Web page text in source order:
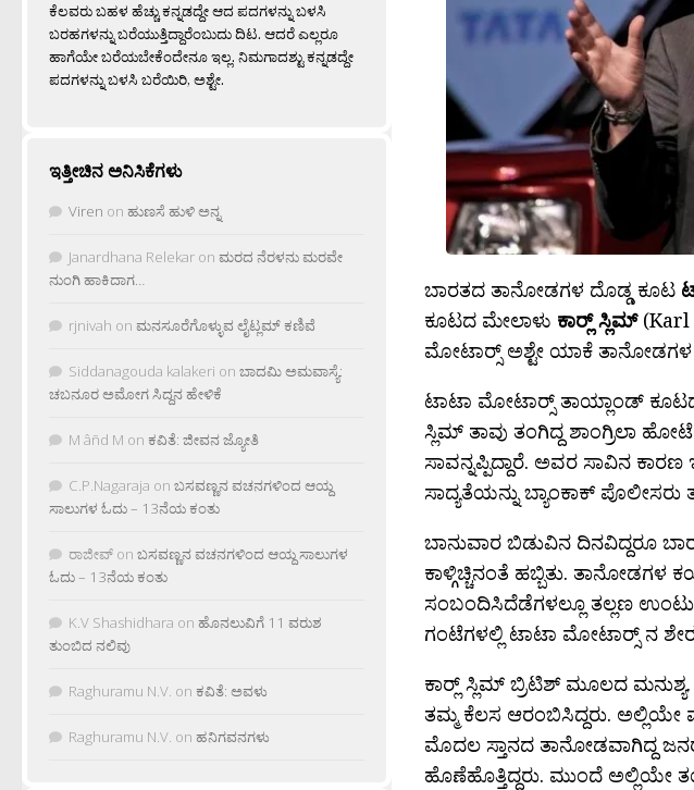
ಬಾರತದ ತಾನೋಡಗಳ ದೊಡ್ಡ ಕೂಟ
ಕೂಟದ ಮೇಲಾಳು ಕಾರ‍್ಲ್ ಸ್ಲಿಮ್ (Karl
ಮೋಟಾರ‍್ಸ್ ಅಶ್ಟೇ ಯಾಕೆ ತಾನೋಡಗಳ
ಟಾಟಾ ಮೋಟಾರ‍್ಸ್ ತಾಯ್ಲಾಂಡ್
ಸ್ಲಿಮ್ ತಾವು ತಂಗಿದ್ದ ಶಾಂಗ್ರಿಲಾ
ಸಾವನ್ನಪ್ಪಿದ್ದಾರೆ. ಅವರ ಸಾವಿನ
ಸಾದ್ಯತೆಯನ್ನು ಬ್ಯಾಂಕಾಕ್ ಪೊಲೀಸರು
ಬಾನುವಾರ ಬಿಡುವಿನ ದಿನವಿದ್ದರೂ
ಕಾಳ್ಗಿಚ್ಚಿನಂತೆ ಹಬ್ಬಿತು. ತಾನೋಡಗಳ
ಸಂಬಂದಿಸಿದೆಡೆಗಳಲ್ಲೂ ತಲ್ಲಣ
ಗಂಟೆಗಳಲ್ಲಿ ಟಾಟಾ ಮೋಟಾರ‍್ಸ್ ನ
ಕಾರ‍್ಲ್ ಸ್ಲಿಮ್ ಬ್ರಿಟಿಶ್ ಮೂಲದ
ತಮ್ಮ ಕೆಲಸ ಆರಂಬಿಸಿದ್ದರು. ಅಲ್ಲಿಯೇ
ಮೊದಲ ಸ್ತಾನದ ತಾನೋಡವಾಗಿದ್ದ
ಹೊಣೆಹೊತ್ತಿದ್ದರು. ಮುಂದೆ ಅಲ್ಲಿಯೇ
ಕೆಲವರು ಬಹಳ ಹೆಚ್ಚು ಕನ್ನಡದ್ದೇ ಆದ ಪದಗಳನ್ನು ಬಳಸಿ
ಬರಹಗಳನ್ನು ಬರೆಯುತ್ತಿದ್ದಾರೆಂಬುದು ದಿಟ. ಆದರೆ ಎಲ್ಲರೂ
ಹಾಗೆಯೇ ಬರೆಯಬೇಕೆಂದೇನೂ ಇಲ್ಲ. ನಿಮಗಾದಶ್ಟು ಕನ್ನಡದ್ದೇ
ಪದಗಳನ್ನು ಬಳಸಿ ಬರೆಯಿರಿ, ಅಶ್ಟೇ.
ಇತ್ತೀಚಿನ ಅನಿಸಿಕೆಗಳು
Viren on ಹುಣಸೆ ಹುಳಿ ಅನ್ನ
Janardhana Relekar on ಮರದ ನೆರಳನು ಮರವೇ
ನುಂಗಿ ಹಾಕಿದಾಗ…
rjnivah on ಮನಸೂರೆಗೊಳ್ಳುವ ಲೈಟ್ಲಮ್ ಕಣಿವೆ
Siddanagouda kalakeri on ಬಾದಮಿ ಅಮವಾಸ್ಯೆ:
ಚಬನೂರ ಅಮೋಗ ಸಿದ್ದನ ಹೇಳಿಕೆ
M âñd M on ಕವಿತೆ: ಜೀವನ ಜ್ಯೋತಿ
C.P.Nagaraja on ಬಸವಣ್ಣನ ವಚನಗಳಿಂದ ಆಯ್ದ
ಸಾಲುಗಳ ಓದು – 13ನೆಯ ಕಂತು
ರಾಜೀವ್ on ಬಸವಣ್ಣನ ವಚನಗಳಿಂದ ಆಯ್ದ ಸಾಲುಗಳ
ಓದು – 13ನೆಯ ಕಂತು
K.V Shashidhara on ಹೊನಲುವಿಗೆ 11 ವರುಶ
ತುಂಬಿದ ನಲಿವು
Raghuramu N.V. on ಕವಿತೆ: ಅವಳು
Raghuramu N.V. on ಹನಿಗವನಗಳು